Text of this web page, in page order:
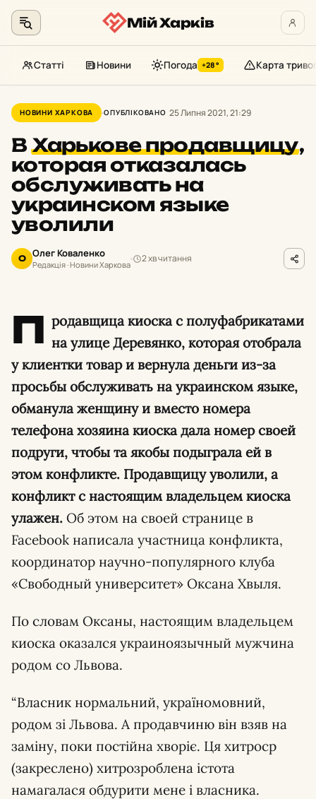
до
контенту
Мій Харків
Статті Новини Погода +28° Карта
НОВИНИ ХАРКОВА ОПУБЛІКОВАНО 25 Липня 2021, 21:29
В Харькове продавщицу,
которая отказалась
обслуживать на
украинском языке
уволили
О Олег Коваленко
Редакція · Новини Харкова
2 хв читання
П родавщица киоска с полуфабрикатами
на улице Деревянко, которая отобрала
у клиентки товар и вернула деньги из-за
просьбы обслуживать на украинском языке,
обманула женщину и вместо номера
телефона хозяина киоска дала номер своей
подруги, чтобы та якобы подыграла ей в
этом конфликте. Продавщицу уволили, а
конфликт с настоящим владельцем киоска
улажен. Об этом на своей странице в
Facebook написала участница конфликта,
координатор научно-популярного клуба
«Свободный университет» Оксана Хвыля.
По словам Оксаны, настоящим владельцем
киоска оказался украиноязычный мужчина
родом со Львова.
“Власник нормальний, україномовний,
родом зі Львова. А продавчиню він взяв на
заміну, поки постійна хворіє. Ця хитроср
(закреслено) хитрозроблена істота
намагалася обдурити мене і власника.